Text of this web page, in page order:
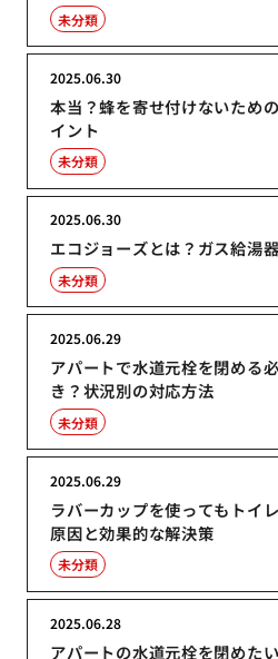
未分類
本当？蜂を寄せ付けないため
イント
2025.06.30
未分類
エコジョーズとは？ガス給湯
2025.06.30
未分類
アパートで水道元栓を閉める
き？状況別の対応方法
2025.06.29
未分類
ラバーカップを使ってもトイ
原因と効果的な解決策
2025.06.29
未分類
アパートの水道元栓を閉めた
2025.06.28